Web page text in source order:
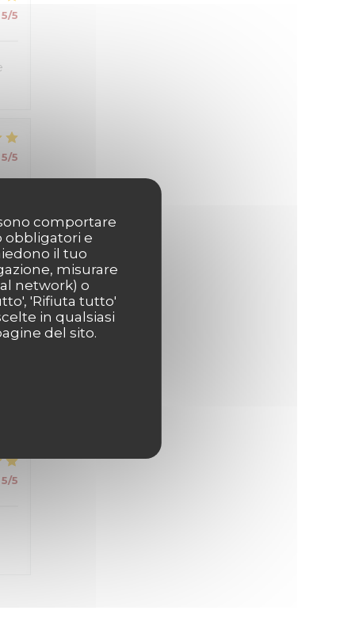
comportare
obbligatori e
il tuo
misurare
network) o
'Rifiuta tutto'
in qualsiasi
del sito.
5/5
5/5
5/5